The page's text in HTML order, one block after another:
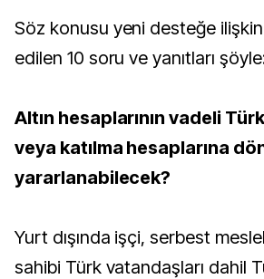
Söz konusu yeni desteğe
edilen 10 soru ve yanıtları
Altın hesaplarının vadeli
veya katılma hesaplarına
yararlanabilecek?
Yurt dışında işçi, serbest
sahibi Türk vatandaşları dahil